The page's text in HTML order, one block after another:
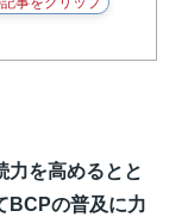
力を高めるとと
BCPの普及に力